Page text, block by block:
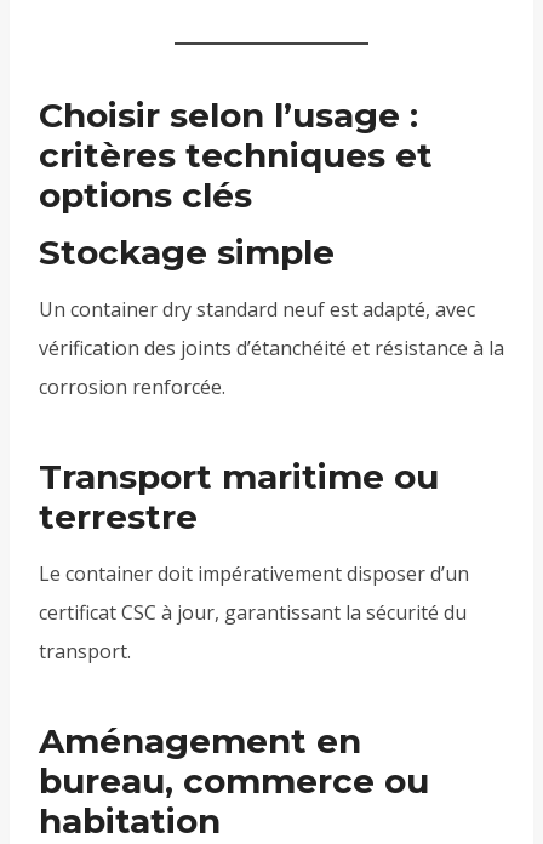
Choisir selon l’usage :
critères techniques et
options clés
Stockage simple
Un container dry standard neuf est adapté, avec
vérification des joints d’étanchéité et résistance à la
corrosion renforcée.
Transport maritime ou
terrestre
Le container doit impérativement disposer d’un
certificat CSC à jour, garantissant la sécurité du
transport.
Aménagement en
bureau, commerce ou
habitation